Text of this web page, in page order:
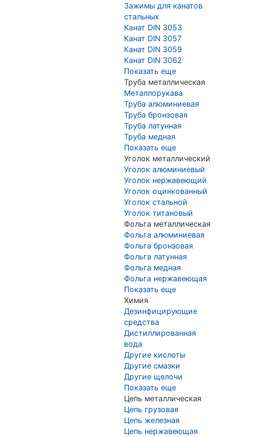
Зажимы для канатов
стальных
Канат DIN 3053
Канат DIN 3057
Канат DIN 3059
Канат DIN 3062
Показать еще
Труба металлическая
Металлорукава
Труба алюминиевая
Труба бронзовая
Труба латунная
Труба медная
Показать еще
Уголок металлический
Уголок алюминиевый
Уголок нержавеющий
Уголок оцинкованный
Уголок стальной
Уголок титановый
Фольга металлическая
Фольга алюминиевая
Фольга бронзовая
Фольга латунная
Фольга медная
Фольга нержавеющая
Показать еще
Химия
Дезинфицирующие
средства
Дистиллированная
вода
Другие кислоты
Другие смазки
Другие щелочи
Показать еще
Цепь металлическая
Цепь грузовая
Цепь железная
Цепь нержавеющая